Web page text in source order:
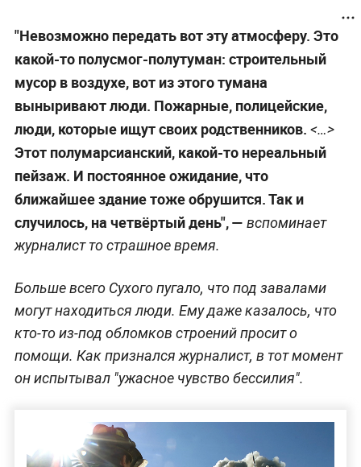
"Невозможно передать вот эту атмосферу. Это
какой-то полусмог-полутуман: строительный
мусор в воздухе, вот из этого тумана
выныривают люди. Пожарные, полицейские,
люди, которые ищут своих родственников. <…>
Этот полумарсианский, какой-то нереальный
пейзаж. И постоянное ожидание, что
ближайшее здание тоже обрушится. Так и
случилось, на четвёртый день", — вспоминает
журналист то страшное время.
Больше всего Сухого пугало, что под завалами
могут находиться люди. Ему даже казалось, что
кто-то из-под обломков строений просит о
помощи. Как признался журналист, в тот момент
он испытывал "ужасное чувство бессилия".